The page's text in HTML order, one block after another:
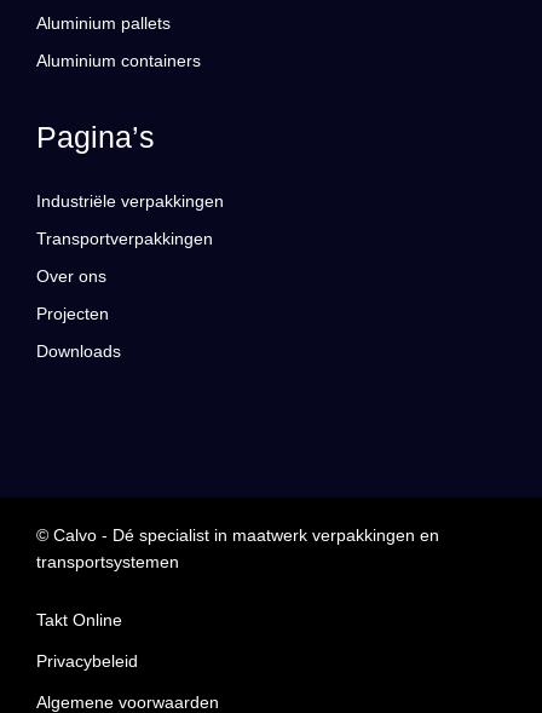
Aluminium pallets
Aluminium containers
Pagina’s
Industriële verpakkingen
Transportverpakkingen
Over ons
Projecten
Downloads
© Calvo - Dé specialist in maatwerk verpakkingen en
transportsystemen
Takt Online
Privacybeleid
Algemene voorwaarden